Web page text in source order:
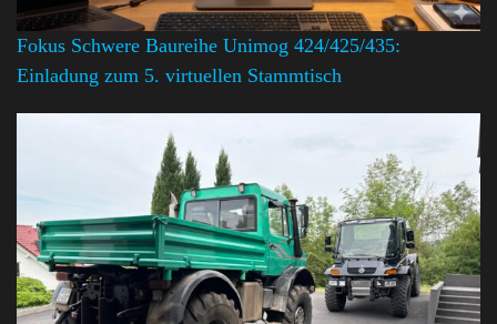
Fokus Schwere Baureihe Unimog 424/425/435:
Einladung zum 5. virtuellen Stammtisch